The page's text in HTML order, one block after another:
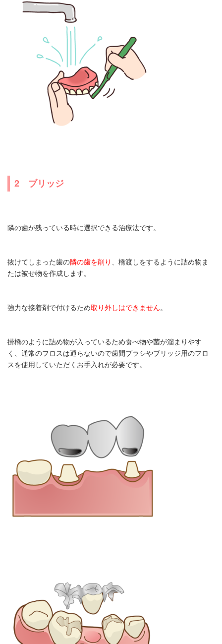
2 ブリッジ
隣の歯が残っている時に選択できる治療法です。
抜けてしまった歯の隣の歯を削り 、橋渡しをするように詰め物ま
たは被せ物を作成します。
強力な接着剤で付けるため取り外しはできません。
掛橋のように詰め物が入っているため食べ物や菌が溜まりやす
く、通常のフロスは通らないので歯間ブラシやブリッジ用のフロ
スを使用していただくお手入れが必要です。